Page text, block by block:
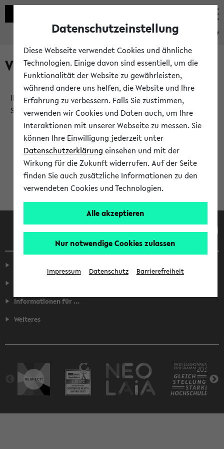
eKVV
Verlauf
Ihr Verlauf ist leer. Er wird sich im Verlauf Ihrer eKVV
Sitzung füllen.
Informationen für ...
Weiteres
Datenschutzeinstellung
Diese Webseite verwendet Cookies und ähnliche
Technologien. Einige davon sind essentiell, um die
Funktionalität der Website zu gewährleisten,
während andere uns helfen, die Website und Ihre
Erfahrung zu verbessern. Falls Sie zustimmen,
verwenden wir Cookies und Daten auch, um Ihre
Interaktionen mit unserer Webseite zu messen. Sie
können Ihre Einwilligung jederzeit unter
Datenschutzerklärung einsehen und mit der
Wirkung für die Zukunft widerrufen. Auf der Seite
finden Sie auch zusätzliche Informationen zu den
verwendeten Cookies und Technologien.
Alle akzeptieren
Nur notwendige Cookies zulassen
Impressum Datenschutz Barrierefreiheit